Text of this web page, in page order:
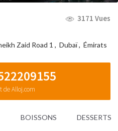
3171 Vues
Zaid Road 1 , Dubaï, Émirats
de Alloj.com
BOISSONS DESSERTS